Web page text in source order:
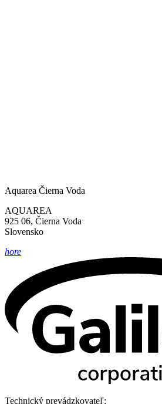
Aquarea Čierna Voda
AQUAREA
925 06, Čierna Voda
Slovensko
hore
Technický prevádzkovateľ: